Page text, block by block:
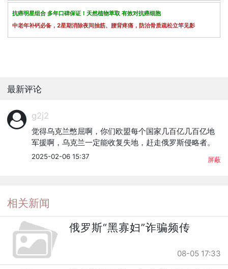
抗癌明星组合 多年口碑保证！天然植物萃取 有效对抗癌细胞
中老年补钙必备，2星期消除夜间抽筋、腰背疼痛，防治骨质疏松立竿见影
最新评论
g2j2
觉得乌克兰憋屈啊，你们欧盟每个国家几百亿几百亿地
军援啊，乌克兰一定能收复失地，赶走俄罗斯侵略者。
2025-02-06 15:37 屏蔽
相关新闻
俄罗斯“黑寡妇”诈骗频传
08-05 17:33